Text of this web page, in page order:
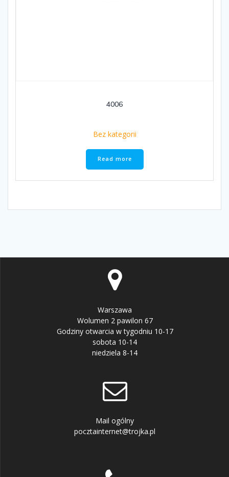
4006
Bez kategorii
Read more
Warszawa
Wolumen 2 pawilon 67
Godziny otwarcia w tygodniu 10-17
sobota 10-14
niedziela 8-14
Mail ogólny
pocztainternet@trojka.pl